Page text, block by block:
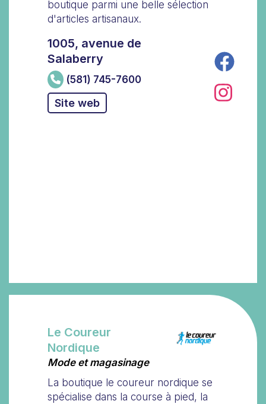
boutique parmi une belle sélection
d'articles artisanaux.
1005, avenue de
Salaberry
(581) 745-7600
Site web
Le Coureur
Nordique
Mode et magasinage
La boutique le coureur nordique se
spécialise dans la course à pied, la